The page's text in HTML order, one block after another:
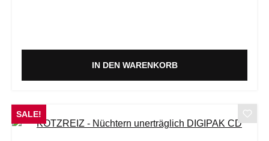
IN DEN WARENKORB
SALE!